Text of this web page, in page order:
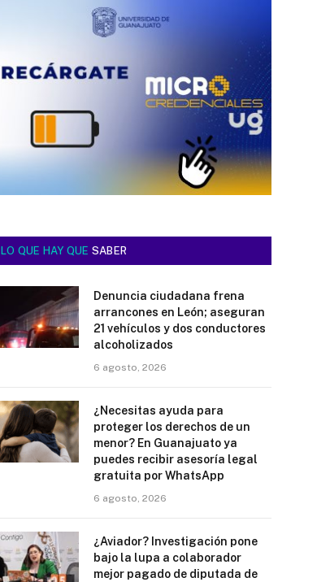
LO QUE HAY QUE SABER
Denuncia ciudadana frena
arrancones en León; aseguran
21 vehículos y dos conductores
alcoholizados
6 agosto, 2026
¿Necesitas ayuda para
proteger los derechos de un
menor? En Guanajuato ya
puedes recibir asesoría legal
gratuita por WhatsApp
6 agosto, 2026
¿Aviador? Investigación pone
bajo la lupa a colaborador
mejor pagado de diputada de